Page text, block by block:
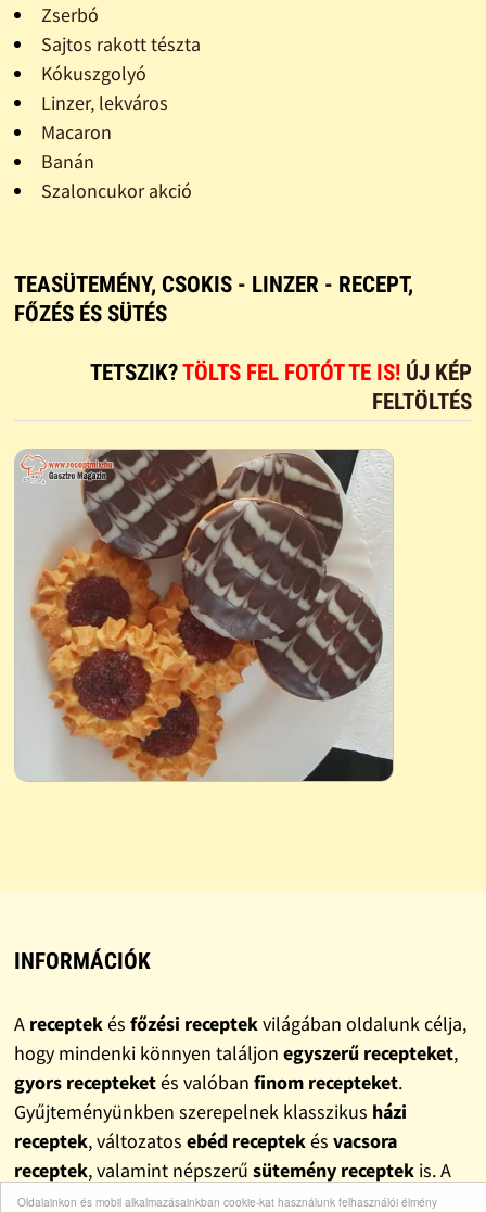
Oldalainkon és mobil alkalmazásainkban cookie-kat használunk felhasználói élmény
Zserbó
Sajtos rakott tészta
Kókuszgolyó
Linzer, lekváros
Macaron
Banán
Szaloncukor akció
TEASÜTEMÉNY, CSOKIS - LINZER - RECEPT,
FŐZÉS ÉS SÜTÉS
TETSZIK?TÖLTS FEL FOTÓT TE IS! ÚJ KÉP
FELTÖLTÉS
INFORMÁCIÓK
A receptekés főzési receptekvilágában oldalunk célja,
hogy mindenki könnyen találjon egyszerű recepteket,
gyors recepteketés valóban finom recepteket.
Gyűjteményünkben szerepelnek klasszikus házi
receptek, változatos ebéd receptekés vacsora
receptek, valamint népszerű sütemény receptekis. A
mindennapokra szánt ötletek mellettolcsó receptek